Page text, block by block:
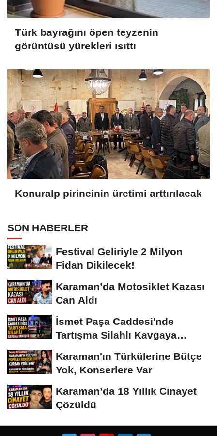
Türk bayrağını öpen teyzenin
görüntüsü yürekleri ısıttı
Konuralp pirincinin üretimi arttırılacak
SON HABERLER
Festival Geliriyle 2 Milyon
Fidan Dikilecek!
Karaman’da Motosiklet Kazası
Can Aldı
İsmet Paşa Caddesi'nde
Tartışma Silahlı Kavgaya
Karaman'ın Türkülerine Bütçe
Yok, Konserlere Var
Karaman’da 18 Yıllık Cinayet
Çözüldü